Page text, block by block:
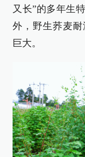
又长”的多年生
外，野生荞麦
巨大。